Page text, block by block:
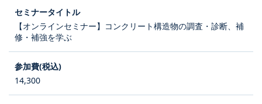
【オンラインセミナー】コンクリート構造物の調査・診断、補
修・補強を学ぶ
14,300